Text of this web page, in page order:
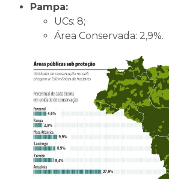
Pampa:
UCs: 8;
Área Conservada: 2,9%.